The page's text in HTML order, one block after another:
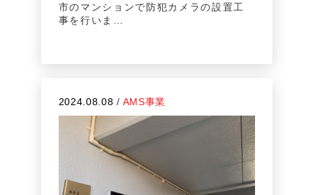
市のマンションで防犯カメラの設置工
事を行いま…
2024.08.08 / AMS事業